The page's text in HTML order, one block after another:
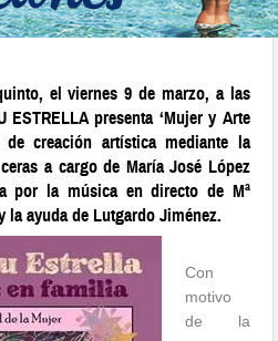
el viernes 9 de marzo, a las
ESTRELLA presenta ‘Mujer y Arte
creación artística mediante la
a cargo de María José López
por la música en directo de Mª
la ayuda de Lutgardo Jiménez.
Con
motivo
de la